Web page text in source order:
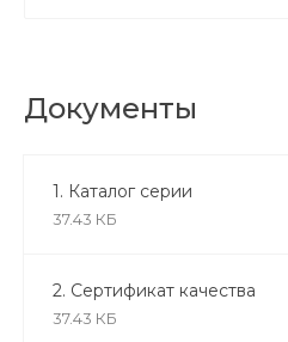
Документы
1. Каталог серии
37.43 КБ
2. Сертификат качества
37.43 КБ